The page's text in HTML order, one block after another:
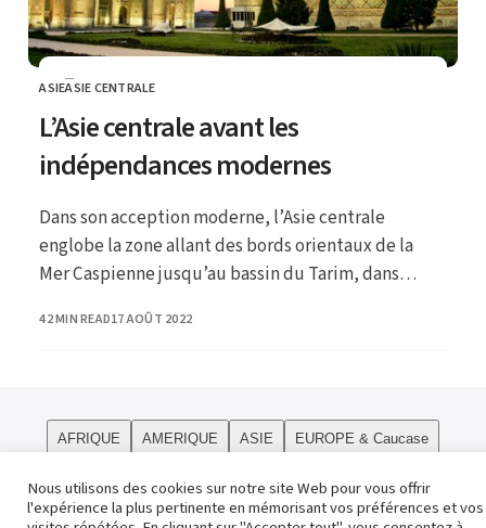
CATEGORY
ASIEASIE CENTRALE
L’Asie centrale avant les
indépendances modernes
Dans son acception moderne, l’Asie centrale
englobe la zone allant des bords orientaux de la
Mer Caspienne jusqu’au bassin du Tarim, dans
Mongolie et la Sibérie orientale, sont plutôt
42 MIN READPUBLISHED
17 AOÛT 2022
AFRIQUE AMERIQUE ASIE EUROPE & Caucase
Contact
Nous utilisons des cookies sur notre site Web pour vous offrir
l'expérience la plus pertinente en mémorisant vos préférences et vos